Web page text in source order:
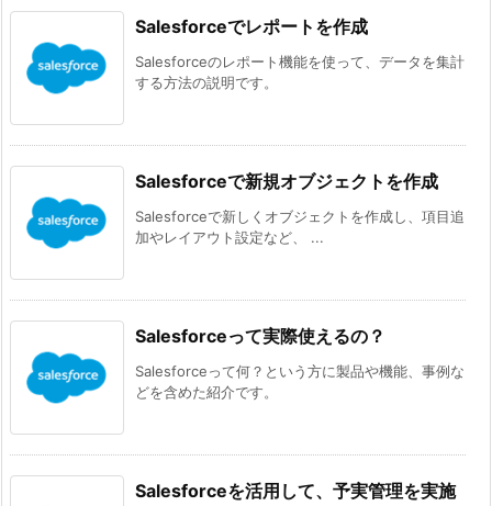
Salesforceでレポートを作成
Salesforceのレポート機能を使って、データを集計
する方法の説明です。
Salesforceで新規オブジェクトを作成
Salesforceで新しくオブジェクトを作成し、項目追
加やレイアウト設定など、 ...
Salesforceって実際使えるの？
Salesforceって何？という方に製品や機能、事例な
どを含めた紹介です。
Salesforceを活用して、予実管理を実施